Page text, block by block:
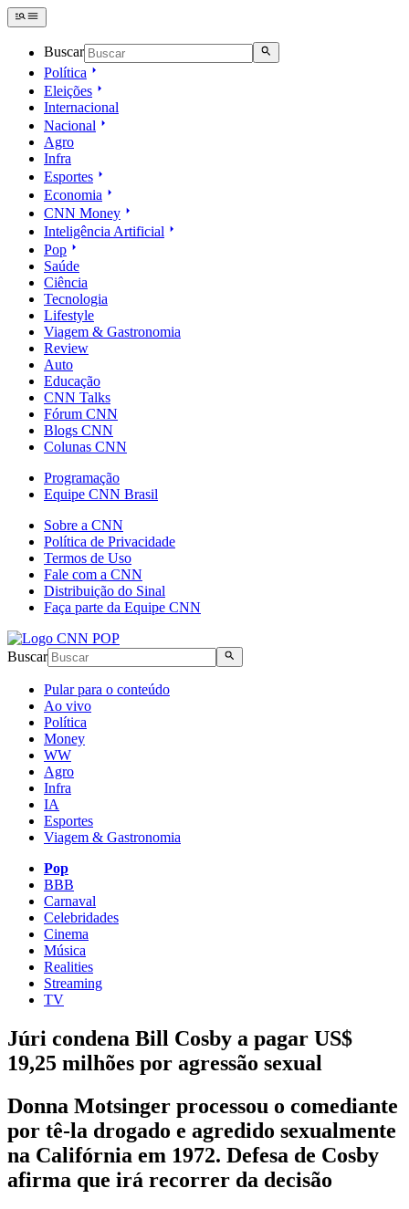
Buscar
Política
Eleições
Internacional
Nacional
Agro
Infra
Esportes
Economia
CNN Money
Inteligência Artificial
Pop
Saúde
Ciência
Tecnologia
Lifestyle
Viagem & Gastronomia
Review
Auto
Educação
CNN Talks
Fórum CNN
Blogs CNN
Colunas CNN
Programação
Equipe CNN Brasil
Sobre a CNN
Política de Privacidade
Termos de Uso
Fale com a CNN
Distribuição do Sinal
Faça parte da Equipe CNN
Buscar
Pular para o conteúdo
Ao vivo
Política
Money
WW
Agro
Infra
IA
Esportes
Viagem & Gastronomia
Pop
BBB
Carnaval
Celebridades
Cinema
Música
Realities
Streaming
TV
Júri condena Bill Cosby a pagar US$
19,25 milhões por agressão sexual
Donna Motsinger processou o comediante
por tê-la drogado e agredido sexualmente
na Califórnia em 1972. Defesa de Cosby
afirma que irá recorrer da decisão